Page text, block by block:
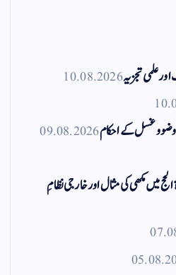
علمی تجزیہ10.08.2026
و غسل کے احکام09.08.2026
میں مکھی کی مثال اور خارجی نظامِ